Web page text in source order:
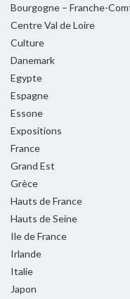
Bourgogne – Franche-
Centre Val de Loire
Culture
Danemark
Egypte
Espagne
Essone
Expositions
France
Grand Est
Grèce
Hauts de France
Hauts de Seine
Ile de France
Irlande
Italie
Japon